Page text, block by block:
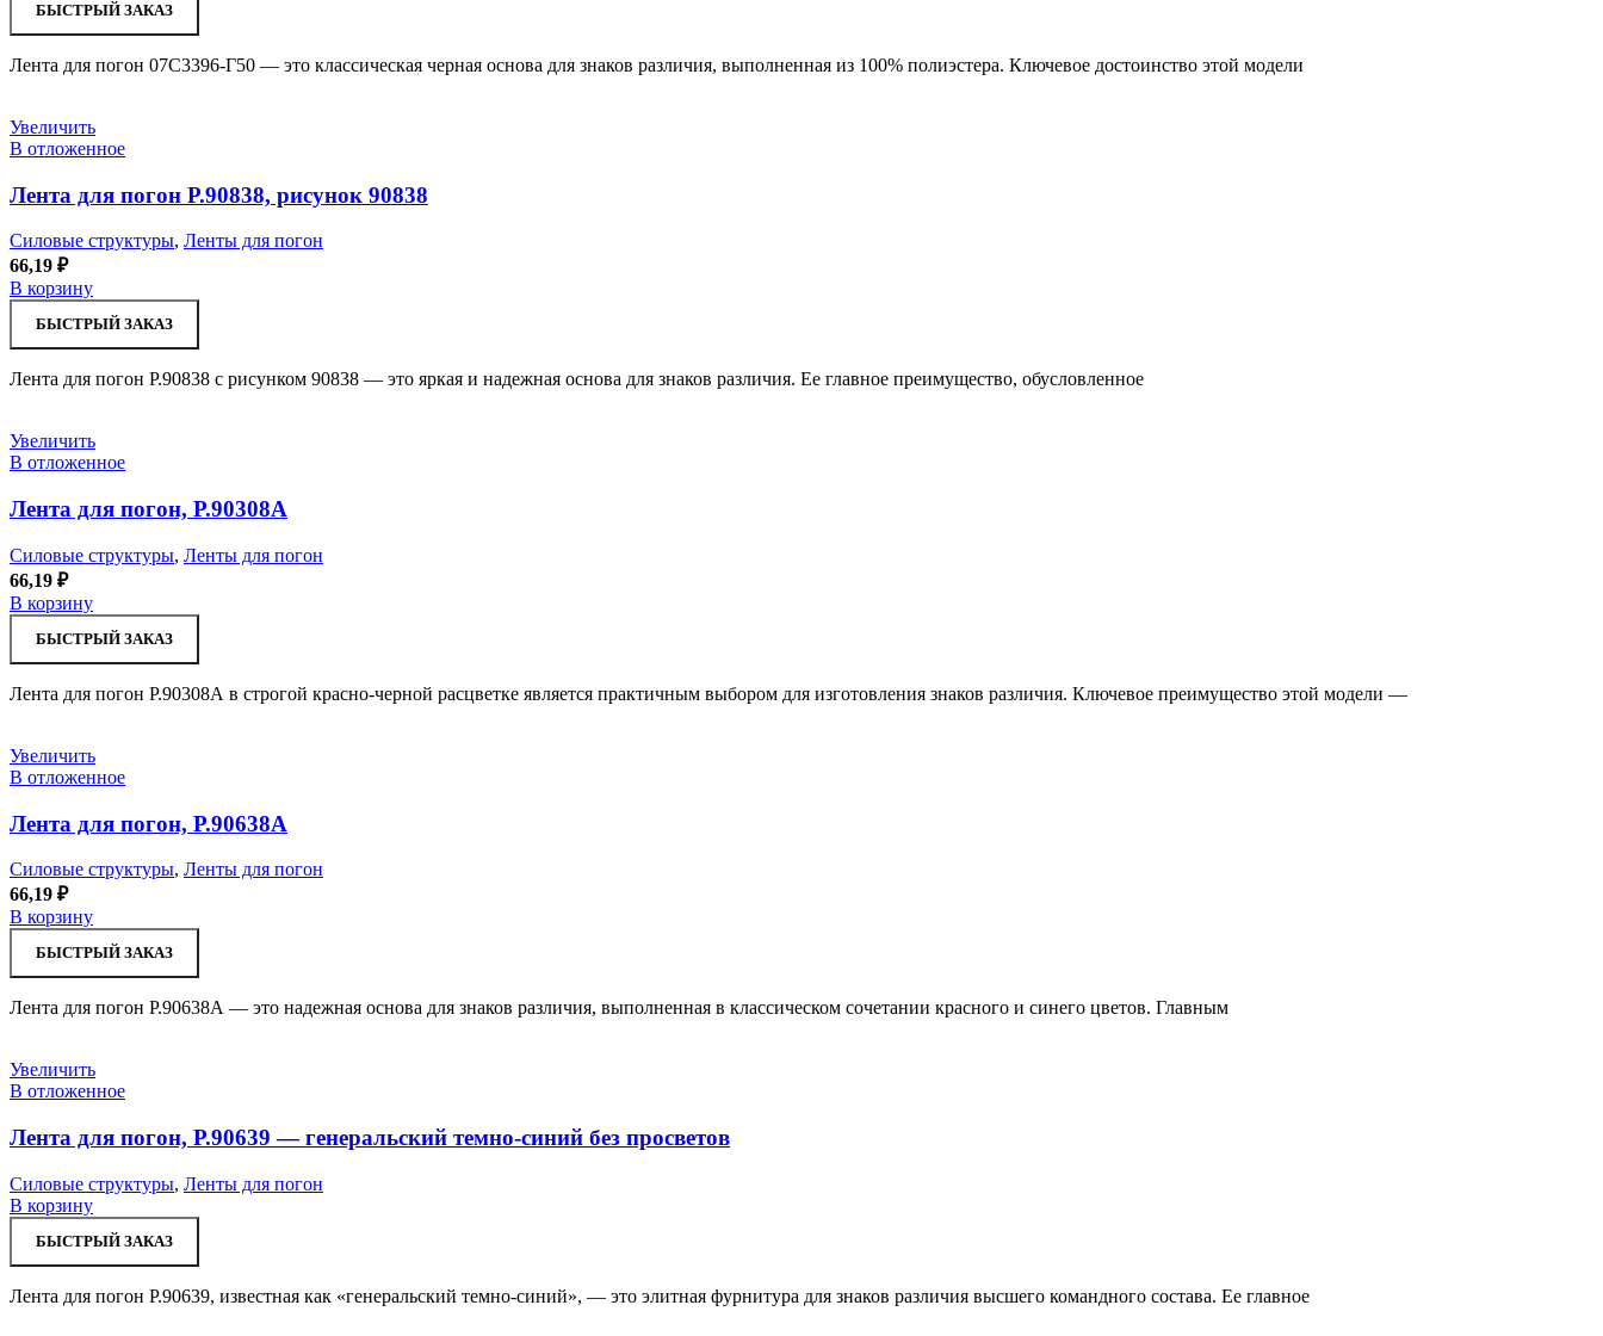
БЫСТРЫЙ ЗАКАЗ
Лента для погон 07С3396-Г50 — это классическая черная основа для знаков различия, выполненная из 100% полиэстера. Ключевое достоинство этой модели
Увеличить
В отложенное
Лента для погон Р.90838, рисунок 90838
Силовые структуры, Ленты для погон
66,19 ₽
В корзину
БЫСТРЫЙ ЗАКАЗ
Лента для погон Р.90838 с рисунком 90838 — это яркая и надежная основа для знаков различия. Ее главное преимущество, обусловленное
Увеличить
В отложенное
Лента для погон, Р.90308А
Силовые структуры, Ленты для погон
66,19 ₽
В корзину
БЫСТРЫЙ ЗАКАЗ
Лента для погон Р.90308А в строгой красно-черной расцветке является практичным выбором для изготовления знаков различия. Ключевое преимущество этой модели —
Увеличить
В отложенное
Лента для погон, Р.90638А
Силовые структуры, Ленты для погон
66,19 ₽
В корзину
БЫСТРЫЙ ЗАКАЗ
Лента для погон Р.90638А — это надежная основа для знаков различия, выполненная в классическом сочетании красного и синего цветов. Главным
Увеличить
В отложенное
Лента для погон, Р.90639 — генеральский темно-синий без просветов
Силовые структуры, Ленты для погон
В корзину
БЫСТРЫЙ ЗАКАЗ
Лента для погон Р.90639, известная как «генеральский темно-синий», — это элитная фурнитура для знаков различия высшего командного состава. Ее главное